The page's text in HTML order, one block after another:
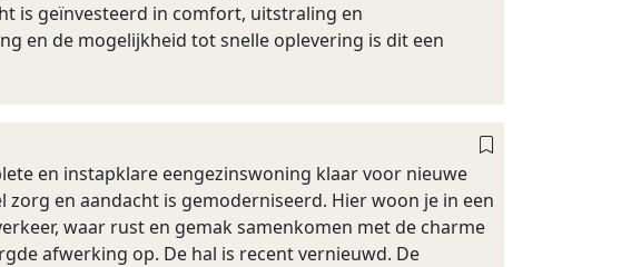
is geïnvesteerd in comfort, uitstraling en
en de mogelijkheid tot snelle oplevering is dit een
en instapklare eengezinswoning klaar voor nieuwe
en aandacht is gemoderniseerd. Hier woon je in een
waar rust en gemak samenkomen met de charme
afwerking op. De hal is recent vernieuwd. De